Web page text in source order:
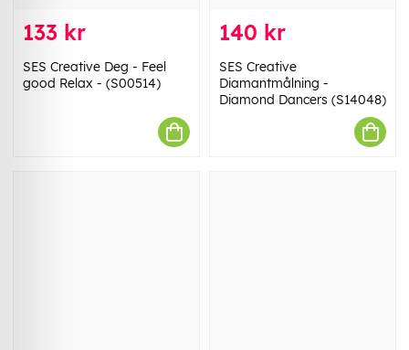
133 kr
SES Creative Deg - Feel
good Relax - (S00514)
140 kr
SES Creative
Diamantmålning -
Diamond Dancers (S14048)